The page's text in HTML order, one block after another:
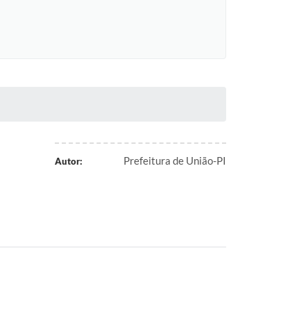
Autor: Prefeitura de União-PI